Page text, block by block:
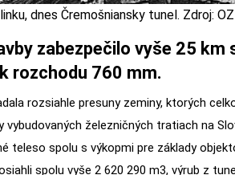
dnes Čremošniansky tunel. Zdroj:
zabezpečilo vyše 25 km
rozchodu 760 mm.
rozsiahle presuny zeminy, ktorých
vybudovaných železničných tratiach na
teleso spolu s výkopmi pre základy
spolu vyše 2 620 290 m3, výrub z